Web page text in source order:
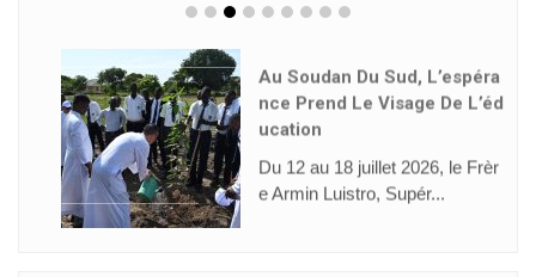
Nce Prend Le Visage De L’éd
Ucation
e Armin Luistro, Supér...